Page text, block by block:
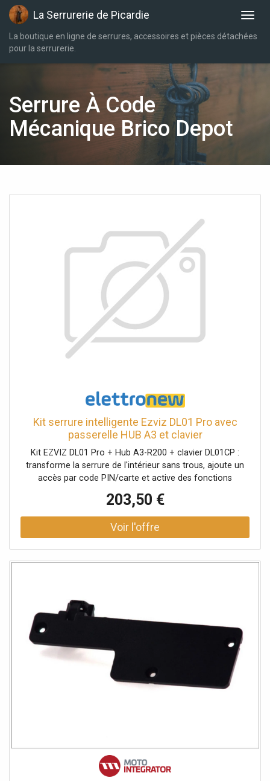
La Serrurerie de Picardie
La boutique en ligne de serrures, accessoires et pièces détachées
pour la serrurerie.
Serrure À Code
Mécanique Brico Depot
Kit serrure intelligente Ezviz DL01 Pro avec
passerelle HUB A3 et clavier
Kit EZVIZ DL01 Pro + Hub A3-R200 + clavier DL01CP :
transforme la serrure de l'intérieur sans trous, ajoute un
accès par code PIN/carte et active des fonctions
gateway compatible Matter et HomeKit. Composition du
kit : 1 × Serrure intelligente EZVIZ DL01 Pro 1 × Home
Gateway EZVIZ A3-R200 1 × Clavier multifonction EZVIZ
DL01CP Caractéristiques clés : Installation DL01 Pro en
et carte de proximité, sonnette intégrée et anti-sabotage
Hub A3-R200 : connecte jusqu'à 64 appareils, alertes push
+ sirène 85 dB Compatibilité maison intelligente : Matter et
Apple HomeKit (via gateway) Fonctions sécurité/confort :
auto-verrouillage, mode confidentialité, alerte porte
203,50 €